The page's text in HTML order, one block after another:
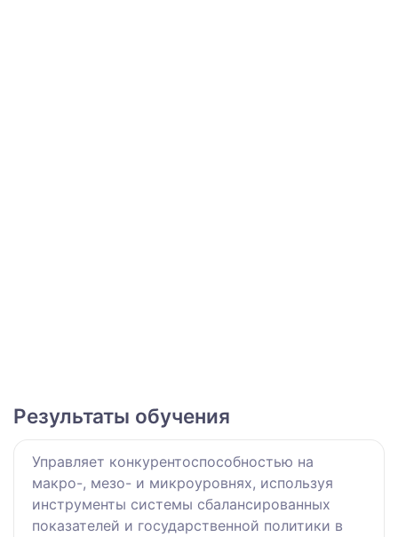
Результаты обучения
Управляет конкурентоспособностью на
макро-, мезо- и микроуровнях, используя
инструменты системы сбалансированных
показателей и государственной политики в